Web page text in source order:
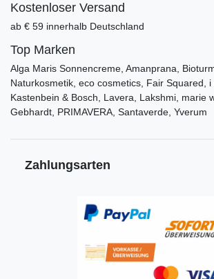
Kostenloser Versand
ab € 59 innerhalb Deutschland
Top Marken
Alga Maris Sonnencreme, Amanprana,
Naturkosmetik, eco cosmetics, Fair Squared,
Kastenbein & Bosch, Lavera, Lakshmi, marie
Gebhardt, PRIMAVERA, Santaverde, Yverum
Zahlungsarten